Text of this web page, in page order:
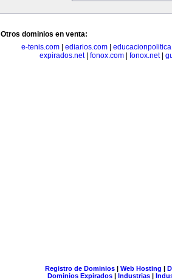
Otros dominios en venta:
e-tenis.com
ediarios.com
expirados.net| fonox.com fonox.net|
Registro de Dominios| Web Hosting |
Dominios Expirados | Industrias |